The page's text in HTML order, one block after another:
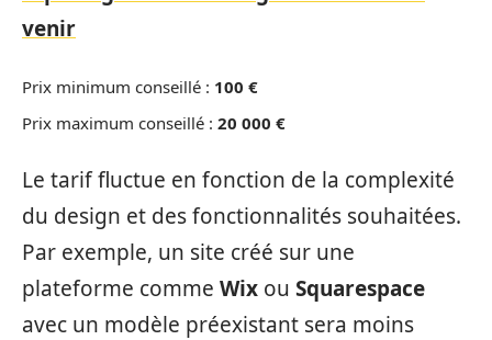
venir
Prix minimum conseillé : 100 €
Prix maximum conseillé : 20 000 €
Le tarif fluctue en fonction de la complexité
du design et des fonctionnalités souhaitées.
Par exemple, un site créé sur une
plateforme comme Wix ou Squarespace
avec un modèle préexistant sera moins